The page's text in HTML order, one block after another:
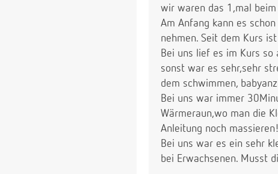
wir waren das 1,mal
Am Anfang kann es
nehmen. Seit dem Kurs
Bei uns lief es im Kurs so
sonst war es sehr,sehr
dem schwimmen,
Bei uns war immer
Wärmeraun,wo man die
Anleitung noch
Bei uns war es ein sehr
bei Erwachsenen. Musst